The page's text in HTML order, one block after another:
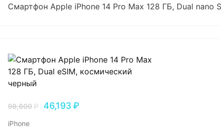
Смартфон Apple iPhone 14 Pro Max 128 ГБ, Dual nano
98,600₽ 46,193₽
iPhone